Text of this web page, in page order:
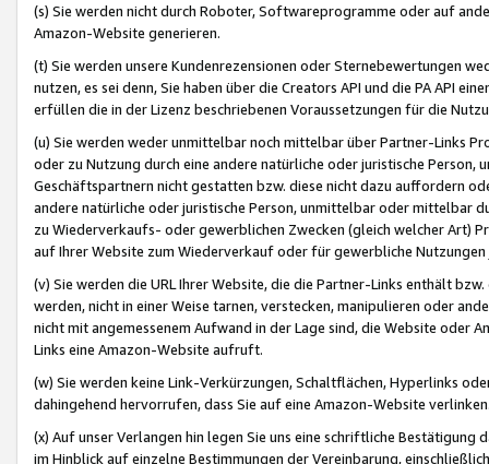
(s) Sie werden nicht durch Roboter, Softwareprogramme oder auf
Amazon-Website generieren.
(t) Sie werden unsere Kundenrezensionen oder Sternebewertungen
nutzen, es sei denn, Sie haben über die Creators API und die PA API
erfüllen die in der Lizenz beschriebenen Voraussetzungen für die
(u) Sie werden weder unmittelbar noch mittelbar über Partner-Links
oder zu Nutzung durch eine andere natürliche oder juristische
Geschäftspartnern nicht gestatten bzw. diese nicht dazu auffordern
andere natürliche oder juristische Person, unmittelbar oder mittelbar
zu Wiederverkaufs- oder gewerblichen Zwecken (gleich welcher Art)
auf Ihrer Website zum Wiederverkauf oder für gewerbliche
(v) Sie werden die URL Ihrer Website, die die Partner-Links enthält
werden, nicht in einer Weise tarnen, verstecken, manipulieren oder
nicht mit angemessenem Aufwand in der Lage sind, die Website oder
Links eine Amazon-Website aufruft.
(w) Sie werden keine Link-Verkürzungen, Schaltflächen, Hyperlinks
dahingehend hervorrufen, dass Sie auf eine Amazon-Website
(x) Auf unser Verlangen hin legen Sie uns eine schriftliche
im Hinblick auf einzelne Bestimmungen der Vereinbarung,